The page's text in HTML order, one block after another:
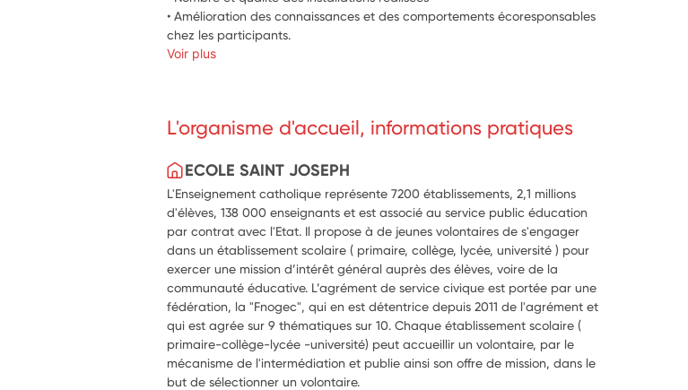
• Amélioration des connaissances et des comportements écoresponsables
chez les participants.
Voir plus
L'organisme d'accueil, informations pratiques
ECOLE SAINT JOSEPH
L'Enseignement catholique représente 7200 établissements, 2,1 millions
d'élèves, 138 000 enseignants et est associé au service public éducation
par contrat avec l'Etat. Il propose à de jeunes volontaires de s'engager
dans un établissement scolaire ( primaire, collège, lycée, université ) pour
exercer une mission d’intérêt général auprès des élèves, voire de la
communauté éducative. L’agrément de service civique est portée par une
fédération, la "Fnogec", qui en est détentrice depuis 2011 de l'agrément et
qui est agrée sur 9 thématiques sur 10. Chaque établissement scolaire (
primaire-collège-lycée -université) peut accueillir un volontaire, par le
mécanisme de l'intermédiation et publie ainsi son offre de mission, dans le
but de sélectionner un volontaire.